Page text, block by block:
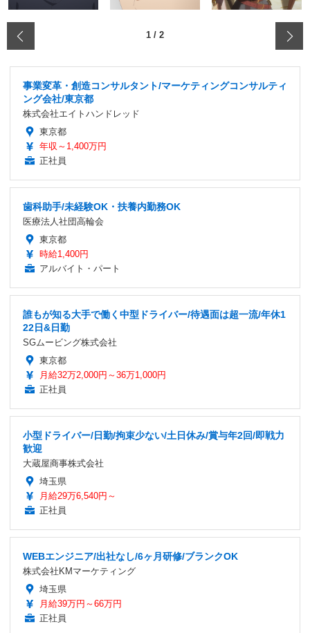
1 / 2
事業変革・創造コンサルタント/マーケティングコンサルティ
ング会社/東京都
株式会社エイトハンドレッド
東京都
年収～1,400万円
正社員
歯科助手/未経験OK・扶養内勤務OK
医療法人社団高輪会
東京都
時給1,400円
アルバイト・パート
誰もが知る大手で働く中型ドライバー/待遇面は超一流/年休1
22日&日勤
SGムービング株式会社
東京都
月給32万2,000円～36万1,000円
正社員
小型ドライバー/日勤/拘束少ない/土日休み/賞与年2回/即戦力
歓迎
大蔵屋商事株式会社
埼玉県
月給29万6,540円～
正社員
WEBエンジニア/出社なし/6ヶ月研修/ブランクOK
株式会社KMマーケティング
埼玉県
月給39万円～66万円
正社員